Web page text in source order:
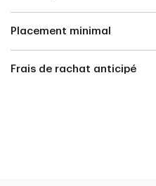
Placement minimal
Frais de rachat anticipé